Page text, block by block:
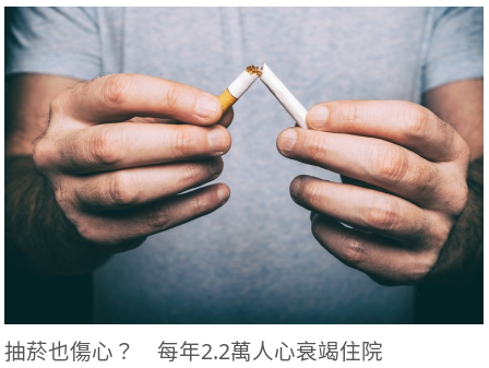
抽菸也傷心？ 每年2.2萬人心衰竭住院